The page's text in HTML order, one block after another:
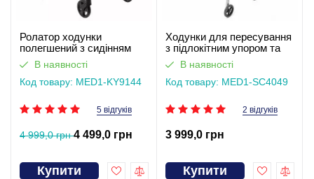
Ролатор ходунки
полегшений з сидінням
MED1-KY9144
(відеоогляд)
В наявності
Код товару: MED1-KY9144
5 відгуків
4 999,0 грн4 499,0 грн
Купити
Ходунки для пересування
з підлокітним упором та
колесами MED1-SC4049
В наявності
Код товару: MED1-SC4049
2 відгуків
3 999,0 грн
Купити